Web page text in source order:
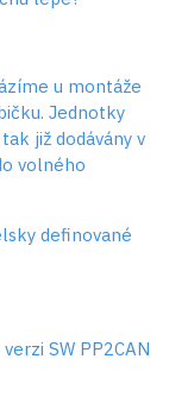
u montáže
Jednotky
tak již dodávány v
volného
definované
SW PP2CAN